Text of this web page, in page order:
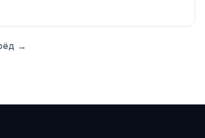
→